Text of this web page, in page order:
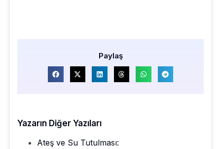
Paylaş
Yazarın Diğer Yazıları
Ateş ve Su Tutulması: